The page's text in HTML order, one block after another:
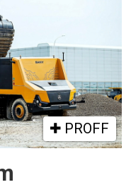
PROFF